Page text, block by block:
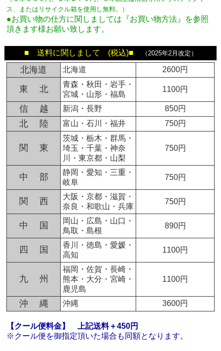
ス、またはリサイクル箱を使用し無料。
）
●お買い物の仕方に関しましては『お買い物方法』を参照
頂きます様お願い致します。
■ 送料に関しまして (税込)■ （2025年2月改定）
北海道 北海道 2600円
東 北
青森・秋田・岩手・
宮城・山形・福島
1100円
信 越 新潟・長野 850円
北 陸 富山・石川・福井 750円
関 東
茨城・栃木・群馬・
埼玉・千葉・神奈
川・東京都・山梨
750円
中 部
静岡・愛知・三重・
岐阜
750円
関 西
大阪・京都・滋賀・
奈良・和歌山・兵庫
750円
中 国
岡山・広島・山口・
鳥取・島根
890円
四 国
香川・徳島・愛媛・
高知
1100円
九 州
福岡・佐賀・長崎・
熊本・大分・宮崎・
鹿児島
1100円
沖 縄 沖縄 3600円
【クール便料金】
上記送料＋450円
※クール便を御指定頂いた場合も同額となります。